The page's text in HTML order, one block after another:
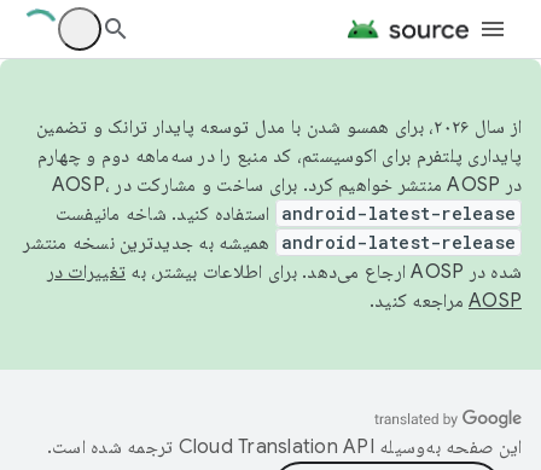
از سال ۲۰۲۶، برای همسو شدن با مدل توسعه پایدار ترانک و تضمین
پایداری پلتفرم برای اکوسیستم، کد منبع را در سه‌ماهه دوم و چهارم
در AOSP منتشر خواهیم کرد. برای ساخت و مشارکت در AOSP،
android-latest-release استفاده کنید. شاخه مانیفست
android-latest-release
همیشه به جدیدترین نسخه منتشر
شده در AOSP ارجاع می‌دهد. برای اطلاعات بیشتر، به
تغییرات در
AOSP مراجعه کنید.
این صفحه به‌وسیله ترجمه شده است.